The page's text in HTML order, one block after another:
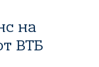
на
ВТБ